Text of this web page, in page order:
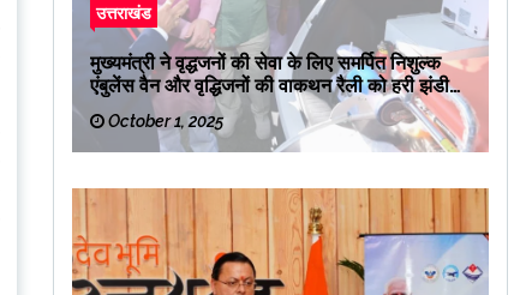
उत्तराखंड
मुख्यमंत्री ने वृद्धजनों की सेवा के लिए समर्पित निशुल्क
एंबुलेंस वैन और वृद्धिजनों की वाकथन रैली को हरी झंडी
दिखाकर रवाना किया
October 1, 2025